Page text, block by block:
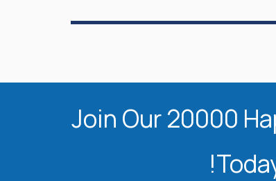
Join Our 20000